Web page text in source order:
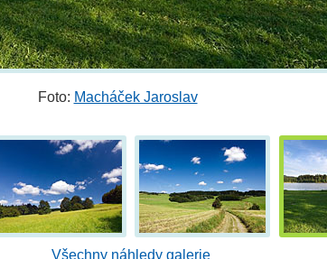
Foto: Macháček Jaroslav
Všechny náhledy galerie